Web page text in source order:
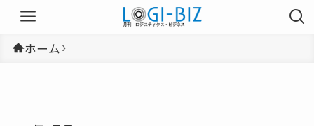
ホーム